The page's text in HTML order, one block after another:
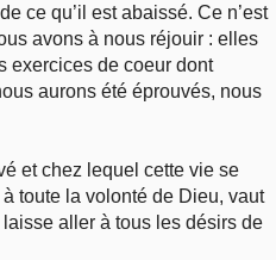
ce qu’il est abaissé. Ce n’est
avons à nous réjouir : elles
exercices de coeur dont
aurons été éprouvés, nous
et chez lequel cette vie se
toute la volonté de Dieu, vaut
aller à tous les désirs de